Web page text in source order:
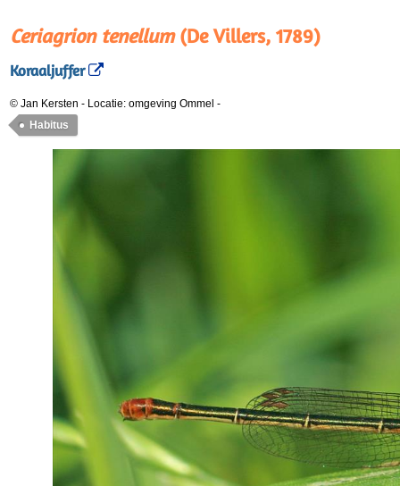
Ceriagrion tenellum(De Villers, 1789)
Koraaljuffer
© Jan Kersten - Locatie: omgeving Ommel -
Habitus